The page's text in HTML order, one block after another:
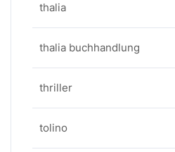
thalia
thalia buchhandlung
thriller
tolino